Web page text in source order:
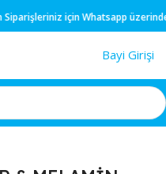
içinWhatsappüzerinden
Bayi Girişi
& MELAMİN ÜRÜNLER